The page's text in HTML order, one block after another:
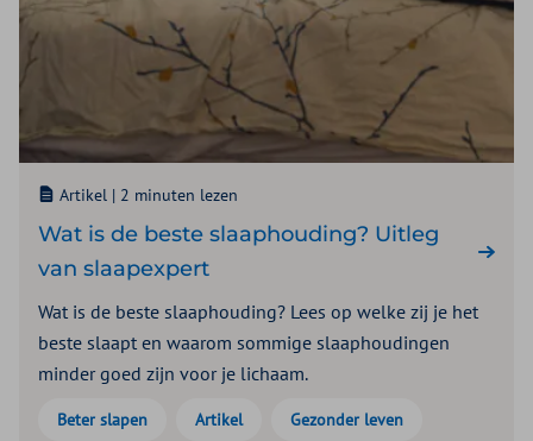
Artikel | 2 minuten lezen
Wat is de beste slaaphouding? Uitleg
van slaapexpert
Wat is de beste slaaphouding? Lees op welke zij je het
beste slaapt en waarom sommige slaaphoudingen
minder goed zijn voor je lichaam.
Beter slapen Artikel Gezonder leven